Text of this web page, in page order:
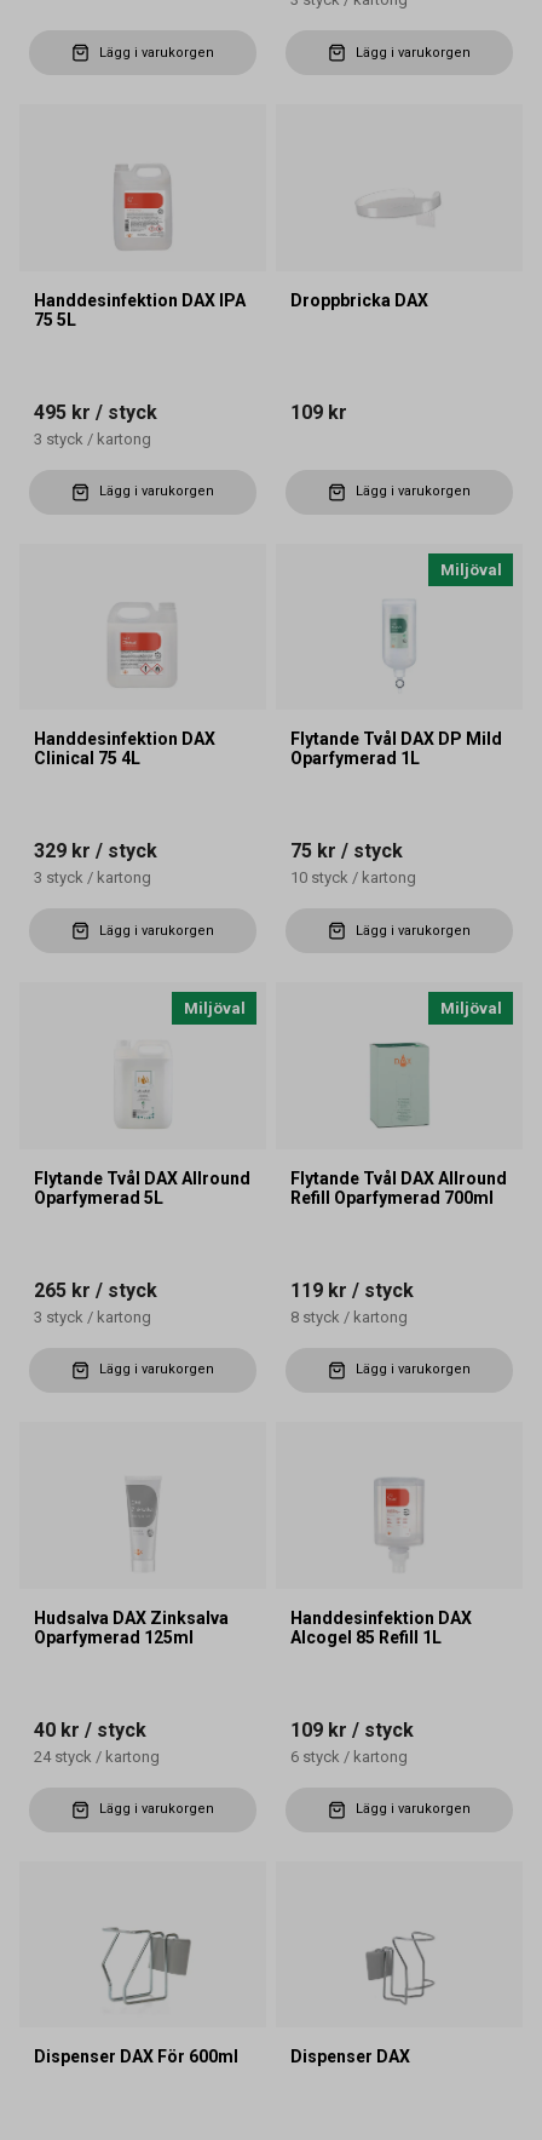
Lägg i varukorgen Lägg i varukorgen
Handdesinfektion DAX IPA
75 5L
495 kr / styck
3 styck / kartong
Lägg i varukorgen
Droppbricka DAX
109 kr
Lägg i varukorgen
Handdesinfektion DAX
Clinical 75 4L
329 kr / styck
3 styck / kartong
Lägg i varukorgen
Miljöval
Flytande Tvål DAX DP Mild
Oparfymerad 1L
75 kr / styck
10 styck / kartong
Lägg i varukorgen
Miljöval
Flytande Tvål DAX Allround
Oparfymerad 5L
265 kr / styck
3 styck / kartong
Lägg i varukorgen
Miljöval
Flytande Tvål DAX Allround
Refill Oparfymerad 700ml
119 kr / styck
8 styck / kartong
Lägg i varukorgen
Hudsalva DAX Zinksalva
Oparfymerad 125ml
40 kr / styck
24 styck / kartong
Lägg i varukorgen
Handdesinfektion DAX
Alcogel 85 Refill 1L
109 kr / styck
6 styck / kartong
Lägg i varukorgen
Dispenser DAX För 600ml Dispenser DAX